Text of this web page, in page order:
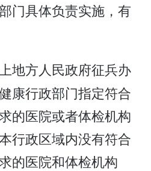
门具体负责实施，有
地方人民政府征兵办
康行政部门指定符合
的医院或者体检机构
行政区域内没有符合
的医院和体检机构